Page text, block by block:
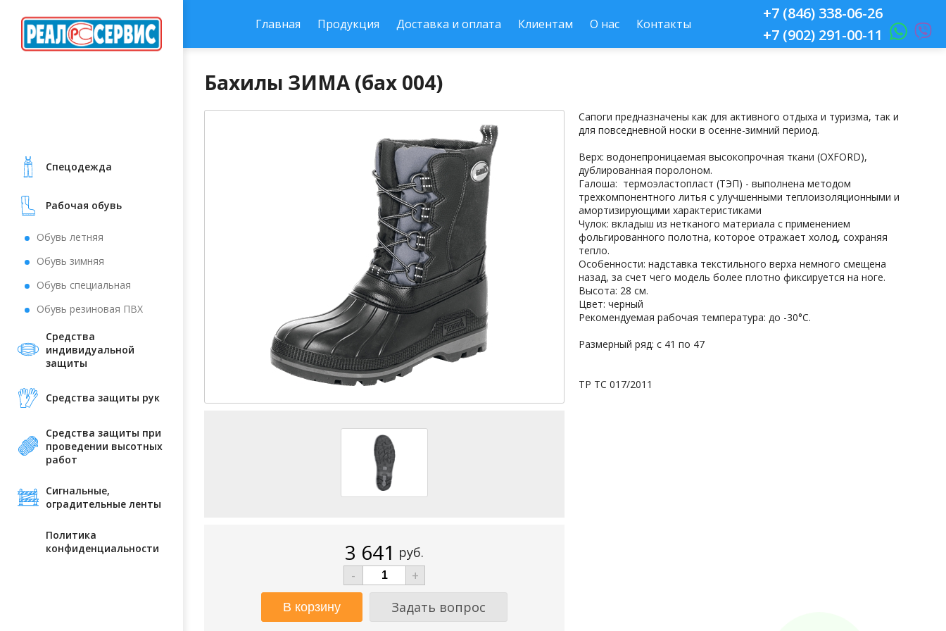
Cпецодежда
Рабочая обувь
Обувь летняя
Обувь зимняя
Обувь специальная
Обувь резиновая ПВХ
Средства
индивидуальной
защиты
Средства защиты рук
Средства защиты при
проведении высотных
работ
Сигнальные,
оградительные ленты
Политика
конфиденциальности
Главная Продукция Доставка и оплата Клиентам О нас Контакты
+7 (846) 338-06-26
+7 (902) 291-00-11
Бахилы ЗИМА (бах 004)
3 641 руб.
-
+
Задать вопрос
Сапоги предназначены как для активного отдыха и туризма, так и
для повседневной носки в осенне-зимний период.
Верх: водонепроницаемая высокопрочная ткани (OXFORD),
дублированная поролоном.
Галоша: термоэластопласт (ТЭП) - выполнена методом
трехкомпонентного литья с улучшенными теплоизоляционными и
амортизирующими характеристиками
Чулок: вкладыш из нетканого материала с применением
фольгированного полотна, которое отражает холод, сохраняя
тепло.
Особенности: надставка текстильного верха немного смещена
назад, за счет чего модель более плотно фиксируется на ноге.
Высота: 28 см.
Цвет: черный
Рекомендуемая рабочая температура: до -30°С.
Размерный ряд: с 41 по 47
ТР ТС 017/2011